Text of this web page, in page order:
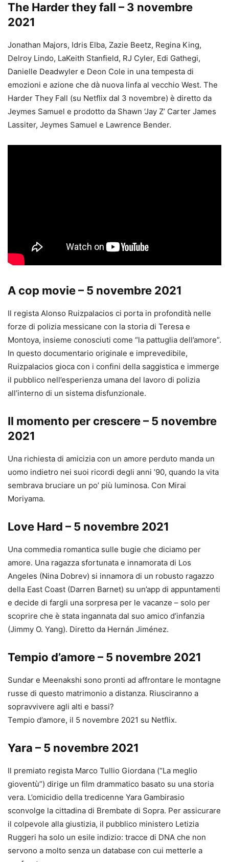
The Harder they fall – 3 novembre
2021
Jonathan Majors, Idris Elba, Zazie Beetz, Regina King,
Delroy Lindo, LaKeith Stanfield, RJ Cyler, Edi Gathegi,
Danielle Deadwyler e Deon Cole in una tempesta di
emozioni e azione che dà nuova linfa al vecchio West. The
Harder They Fall (su Netflix dal 3 novembre) è diretto da
Jeymes Samuel e prodotto da Shawn ‘Jay Z’ Carter James
Lassiter, Jeymes Samuel e Lawrence Bender.
A cop movie – 5 novembre 2021
Il regista Alonso Ruizpalacios ci porta in profondità nelle
forze di polizia messicane con la storia di Teresa e
Montoya, insieme conosciuti come “la pattuglia dell’amore”.
In questo documentario originale e imprevedibile,
Ruizpalacios gioca con i confini della saggistica e immerge
il pubblico nell’esperienza umana del lavoro di polizia
all’interno di un sistema disfunzionale.
Il momento per crescere – 5 novembre
2021
Una richiesta di amicizia con un amore perduto manda un
uomo indietro nei suoi ricordi degli anni ’90, quando la vita
sembrava bruciare un po’ più luminosa. Con Mirai
Moriyama.
Love Hard – 5 novembre 2021
Una commedia romantica sulle bugie che diciamo per
amore. Una ragazza sfortunata e innamorata di Los
Angeles (Nina Dobrev) si innamora di un robusto ragazzo
della East Coast (Darren Barnet) su un’app di appuntamenti
e decide di fargli una sorpresa per le vacanze – solo per
scoprire che è stata ingannata dal suo amico d’infanzia
(Jimmy O. Yang). Diretto da Hernán Jiménez.
Tempio d’amore – 5 novembre 2021
Sundar e Meenakshi sono pronti ad affrontare le montagne
russe di questo matrimonio a distanza. Riusciranno a
sopravvivere agli alti e bassi?
Tempio d’amore, il 5 novembre 2021 su Netflix.
Yara – 5 novembre 2021
Il premiato regista Marco Tullio Giordana (“La meglio
gioventù”) dirige un film drammatico basato su una storia
vera. L’omicidio della tredicenne Yara Gambirasio
sconvolge la cittadina di Brembate di Sopra. Per assicurare
il colpevole alla giustizia, il pubblico ministero Letizia
Ruggeri ha solo un esile indizio: tracce di DNA che non
servono a molto senza un database con cui metterle a